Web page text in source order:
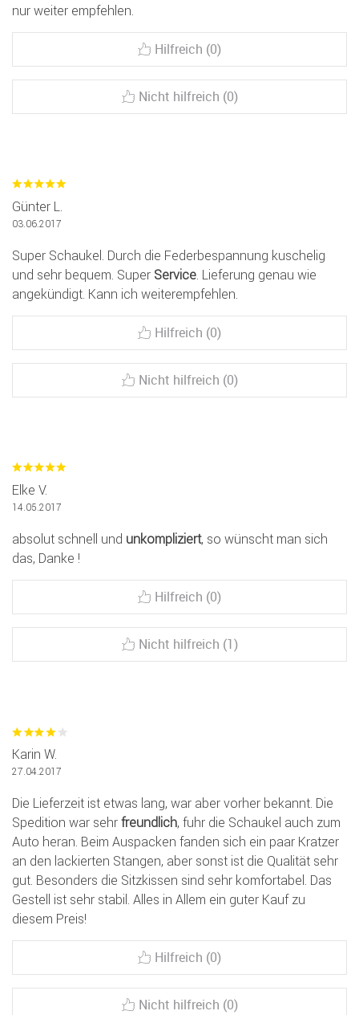
nur weiter empfehlen.
Hilfreich (0)
Nicht hilfreich (0)
Günter L.
03.06.2017
Super Schaukel. Durch die Federbespannung kuschelig
und sehr bequem. Super Service. Lieferung genau wie
angekündigt. Kann ich weiterempfehlen.
Hilfreich (0)
Nicht hilfreich (0)
Elke V.
14.05.2017
absolut schnell und unkompliziert, so wünscht man sich
das, Danke !
Hilfreich (0)
Nicht hilfreich (1)
Karin W.
27.04.2017
Die Lieferzeit ist etwas lang, war aber vorher bekannt. Die
Spedition war sehr freundlich, fuhr die Schaukel auch zum
Auto heran. Beim Auspacken fanden sich ein paar Kratzer
an den lackierten Stangen, aber sonst ist die Qualität sehr
gut. Besonders die Sitzkissen sind sehr komfortabel. Das
Gestell ist sehr stabil. Alles in Allem ein guter Kauf zu
diesem Preis!
Hilfreich (0)
Nicht hilfreich (0)